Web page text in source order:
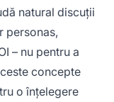
natural discuții
personas,
– nu pentru a
concepte
o înțelegere